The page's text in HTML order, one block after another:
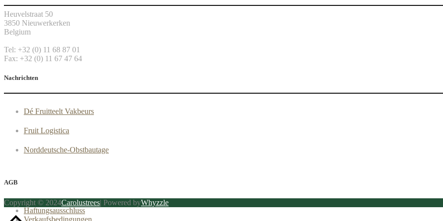
Heuvelstraat 50
3850 Nieuwerkerken
Belgium
Tel: +32 (0) 11 68 87 01
Fax: +32 (0) 11 67 47 64
Nachrichten
Dé Fruitteelt Vakbeurs
Fruit Logistica
Norddeutsche-Obstbautage
AGB
Haftungsausschluss
Copyright © 2024Carolustrees| Powered byWhyzzle